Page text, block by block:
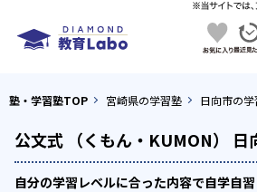
塾・学習塾TOP 宮崎県の学習塾 日向市の
公文式 （くもん・KUMON） 日
自分の学習レベルに合った内容で自学自習